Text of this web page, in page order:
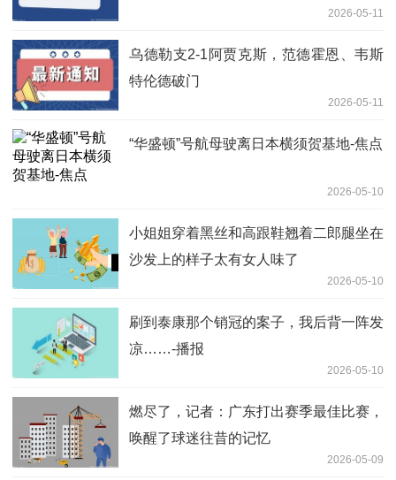
2026-05-11
乌德勒支2-1阿贾克斯，范德霍恩、韦斯
特伦德破门
2026-05-11
“华盛顿”号航母驶离日本横须贺基地-焦点
2026-05-10
小姐姐穿着黑丝和高跟鞋翘着二郎腿坐在
沙发上的样子太有女人味了
2026-05-10
刷到泰康那个销冠的案子，我后背一阵发
凉……-播报
2026-05-10
燃尽了，记者：广东打出赛季最佳比赛，
唤醒了球迷往昔的记忆
2026-05-09